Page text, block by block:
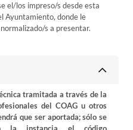
el/los impreso/s desde esta
Ayuntamiento, donde le
s a presentar.
tramitada a través de la
del COAG u otros
que ser aportada; sólo se